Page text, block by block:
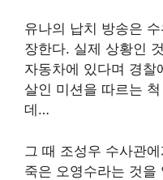
유나의 납치 방송은
장한다. 실제 상황인
자동차에 있다며 경찰
살인 미션을 따르는
데…
그 때 조성우 수사관
죽은 오영수라는 것을